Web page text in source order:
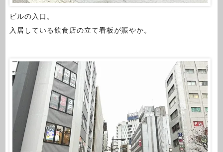
ビルの入口。
入居している飲食店の立て看板が賑やか。